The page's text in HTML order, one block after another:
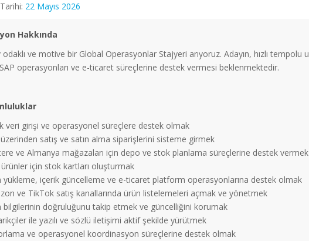
22 Mayıs 2026
Hakkında
ve motive bir Global Operasyonlar Stajyeri arıyoruz. Adayın, hızlı tempolu
operasyonları ve e-ticaret süreçlerine destek vermesi beklenmektedir.
veri girişi ve operasyonel süreçlere destek olmak
üzerinden satış ve satın alma siparişlerini sisteme girmek
ve Almanya mağazaları için depo ve stok planlama süreçlerine destek vermek
ürünler için stok kartları oluşturmak
yükleme, içerik güncelleme ve e-ticaret platform operasyonlarına destek olmak
ve TikTok satış kanallarında ürün listelemeleri açmak ve yönetmek
bilgilerinin doğruluğunu takip etmek ve güncelliğini korumak
ile yazılı ve sözlü iletişimi aktif şekilde yürütmek
ve operasyonel koordinasyon süreçlerine destek olmak